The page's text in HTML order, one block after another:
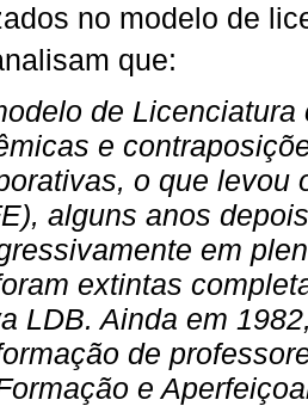
no modelo de
que:
de
e
o que levou
alguns anos
em
extintas
LDB. Ainda em
de
e